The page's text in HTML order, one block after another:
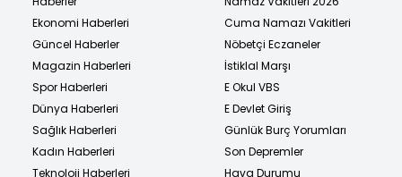
Ekonomi Haberleri
Güncel Haberler
Magazin Haberleri
Spor Haberleri
Dünya Haberleri
Sağlık Haberleri
Kadın Haberleri
Teknoloji Haberleri
Cuma Namazı Vakitleri
Nöbetçi Eczaneler
İstiklal Marşı
E Okul VBS
E Devlet Giriş
Günlük Burç Yorumları
Son Depremler
Hava Durumu